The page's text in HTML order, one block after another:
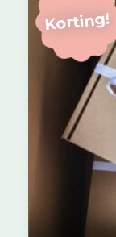
Korting!